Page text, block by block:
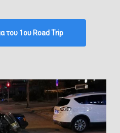
του 1ου Road Trip